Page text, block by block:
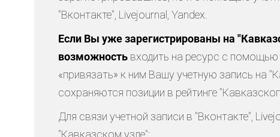
"Вконтакте", Livejournal, Yandex.
Если Вы уже зарегистрированы на
возможность входить на ресурс с помощью
«привязать» к ним Вашу учетную запись на
сохраняются позиции в рейтинге
Для связи учетной записи в "Вконтакте",
"Кавказском узле":